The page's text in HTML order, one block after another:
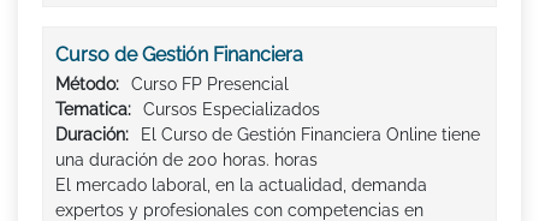
Curso de Gestión Financiera
Método:
Curso FP Presencial
Tematica:
Cursos Especializados
Duración:
El Curso de Gestión Financiera Online tiene
una duración de 200 horas. horas
El mercado laboral, en la actualidad, demanda
expertos y profesionales con competencias en